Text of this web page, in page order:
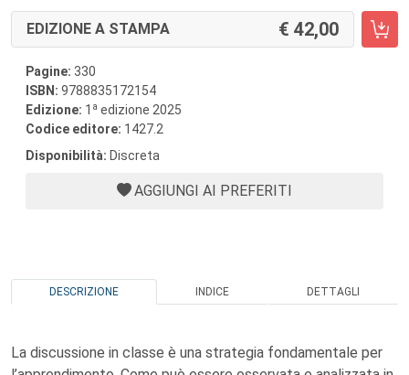
EDIZIONE A STAMPA 42,00
Pagine: 330
ISBN: 9788835172154
Edizione: 1 a edizione 2025
Codice editore: 1427.2
Disponibilità: Discreta
AGGIUNGI AI PREFERITI
DESCRIZIONE INDICE DETTAGLI
La discussione in classe è una strategia fondamentale per